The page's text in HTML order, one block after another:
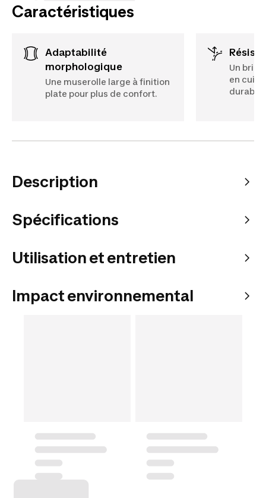
Caractéristiques
Adaptabilité
morphologique
Une muserolle large à finition
plate pour plus de confort.
Un
en cuir
Description
Spécifications
Utilisation et entretien
Impact environnemental